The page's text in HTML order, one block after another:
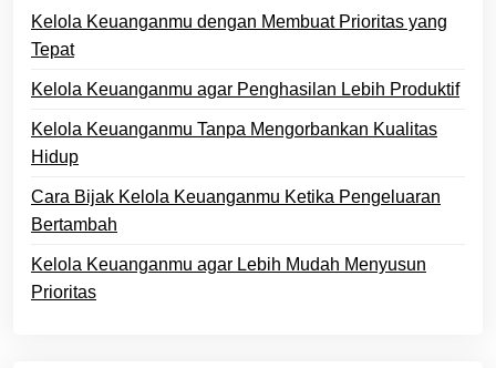
Kelola Keuanganmu dengan Membuat Prioritas yang
Tepat
Kelola Keuanganmu agar Penghasilan Lebih Produktif
Kelola Keuanganmu Tanpa Mengorbankan Kualitas
Hidup
Cara Bijak Kelola Keuanganmu Ketika Pengeluaran
Bertambah
Kelola Keuanganmu agar Lebih Mudah Menyusun
Prioritas